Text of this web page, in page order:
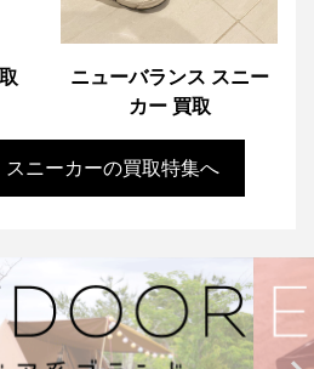
ニューバランス スニー
カー 買取
スニーカーの買取特集へ